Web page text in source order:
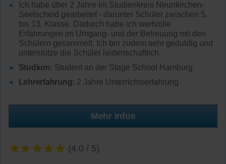
Ich habe über 2 Jahre im Studienkreis Neunkirchen-
Seelscheid gearbeitet - darunter Schüler zwischen 5.
bis 13. Klasse. Dadurch habe ich wertvolle
Erfahrungen im Umgang- und der Betreuung mit den
Schülern gesammelt. Ich bin zudem sehr geduldig und
unterstütze die Schüler leidenschaftlich.
Studium: Student an der Stage School Hamburg
Lehrerfahrung: 2 Jahre Unterrichtserfahrung
Mehr Infos
★★★★★ (4.0 / 5)